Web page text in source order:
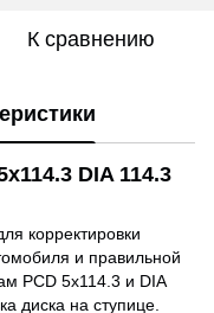
К сравнению
DIA 114.3
корректировки
и правильной
PCD 5x114.3 и DIA
диска на ступице.